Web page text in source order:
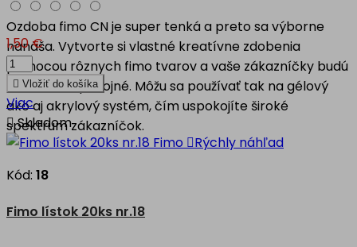
Ozdoba fimo CN je super tenká a preto sa výborne
nanáša. Vytvorte si vlastné kreatívne zdobenia
pomocou rôznych fimo tvarov a vaše zákazníčky budú
nad mieru spokojné. Môžu sa používať tak na gélový
ako aj akrylový systém, čím uspokojíte široké
spektrum zákazníčok.
1,50 €
 Vložiť do košíka
Viac
Skladom
Rýchly náhľad
Kód: 18
Fimo lístok 20ks nr.18